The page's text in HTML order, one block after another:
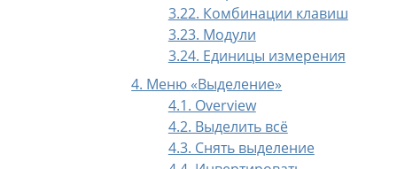
3.22. Комбинации клавиш
3.23. Модули
3.24. Единицы измерения
4. Меню «Выделение»
4.1. Overview
4.2. Выделить всё
4.3. Снять выделение